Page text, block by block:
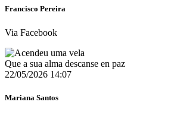
Francisco Pereira
Via Facebook
Que a sua alma descanse en paz
22/05/2026 14:07
Mariana Santos